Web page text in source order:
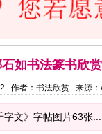
如书法篆书欣赏
作者：书法欣赏 来源：
文》字帖图片63张...